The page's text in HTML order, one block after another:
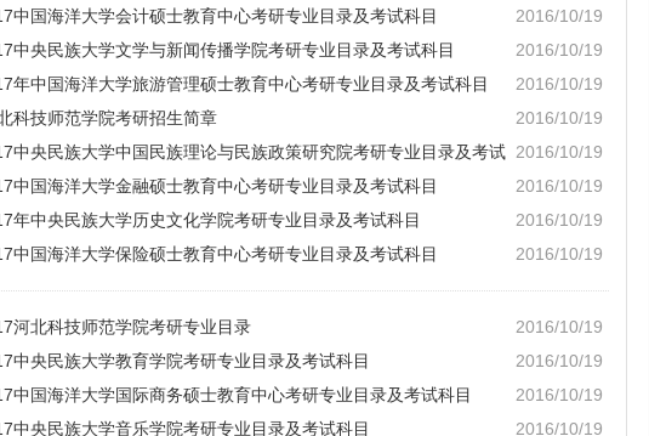
2016/10/19
中国海洋大学会计硕士教育中心考研专业目录及考试科目
2016/10/19
中央民族大学文学与新闻传播学院考研专业目录及考试科目
2016/10/19
年中国海洋大学旅游管理硕士教育中心考研专业目录及考试科目
2016/10/19
科技师范学院考研招生简章
2016/10/19
中央民族大学中国民族理论与民族政策研究院考研专业目录及考试
2016/10/19
中国海洋大学金融硕士教育中心考研专业目录及考试科目
2016/10/19
年中央民族大学历史文化学院考研专业目录及考试科目
2016/10/19
中国海洋大学保险硕士教育中心考研专业目录及考试科目
2016/10/19
河北科技师范学院考研专业目录
2016/10/19
中央民族大学教育学院考研专业目录及考试科目
2016/10/19
中国海洋大学国际商务硕士教育中心考研专业目录及考试科目
2016/10/19
中央民族大学音乐学院考研专业目录及考试科目